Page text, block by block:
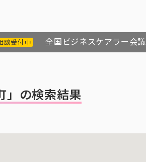
談受付中 全国ビジネスケアラー会議
」の検索結果